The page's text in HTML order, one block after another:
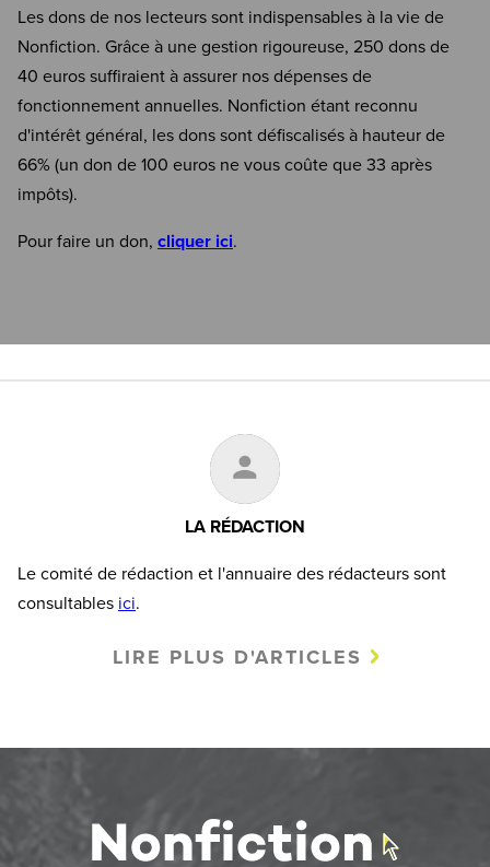
Les dons de nos lecteurs sont indispensables à la vie de
Nonfiction. Grâce à une gestion rigoureuse, 250 dons de
40 euros suffiraient à assurer nos dépenses de
fonctionnement annuelles. Nonfiction étant reconnu
d'intérêt général, les dons sont défiscalisés à hauteur de
66% (un don de 100 euros ne vous coûte que 33 après
impôts).
Pour faire un don, cliquer ici.
LA RÉDACTION
Le comité de rédaction et l'annuaire des rédacteurs sont
consultables ici.
LIRE PLUS D'ARTICLES